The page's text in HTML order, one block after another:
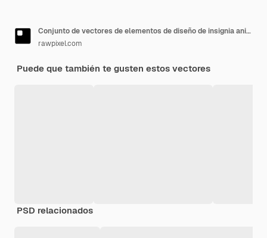
Conjunto de vectores de elementos de diseño de insignia animal
rawpixel.com
Puede que también te gusten estos vectores
PSD relacionados